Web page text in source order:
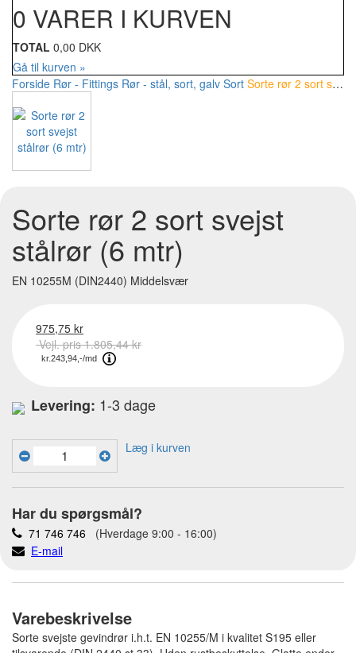
0 VARER I KURVEN
TOTAL 0,00 DKK
Gå til kurven »
Forside Rør - Fittings Rør - stål, sort, galv Sort Sorte rør 2 sort svejst stålrør (6 mtr)
Sorte rør 2 sort svejst
stålrør (6 mtr)
EN 10255M (DIN2440) Middelsvær
975,75 kr
Vejl. pris 1.805,44 kr
Levering: 1-3 dage
Læg i kurven
Har du spørgsmål?
71 746 746 (Hverdage 9:00 - 16:00)
E-mail
Varebeskrivelse
Sorte svejste gevindrør i.h.t. EN 10255/M i kvalitet S195 eller